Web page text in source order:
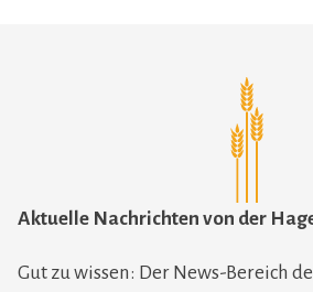
Aktuelle Nachrichten von der
Gut zu wissen: Der News-Bereich